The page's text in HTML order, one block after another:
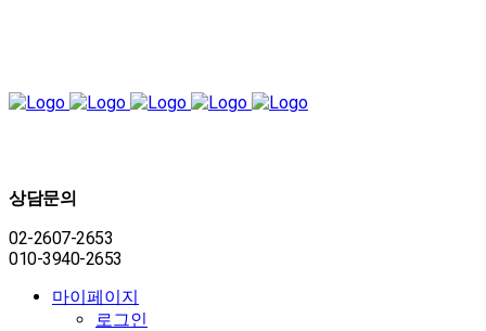
상담문의
02-2607-2653
010-3940-2653
마이페이지
로그인